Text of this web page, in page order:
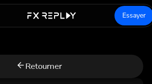
Essayer
Retourner